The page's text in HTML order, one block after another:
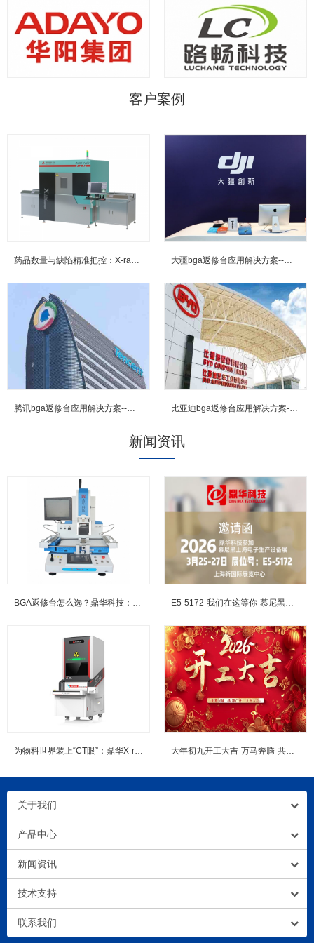
客户案例
腾讯bga返修台应用解决方案--鼎华BGA返修台,BGA焊台,X-R... 比亚迪bga返修台应用解决方案--鼎华BGA返修台,BGA焊台,X-...
新闻资讯
为物料世界装上“CT眼”：鼎华X-ray点料机如何重塑2026年的工... 大年初九开工大吉-万马奔腾-共赴新程
关于我们
产品中心
新闻资讯
技术支持
联系我们